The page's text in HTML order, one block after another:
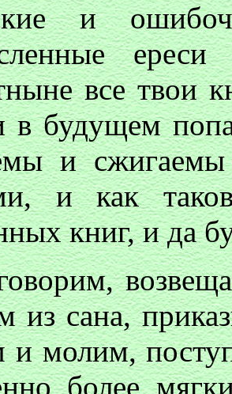
и
все твои
в будущем
и
и как
книг, и да
из сана,
и молим,
более